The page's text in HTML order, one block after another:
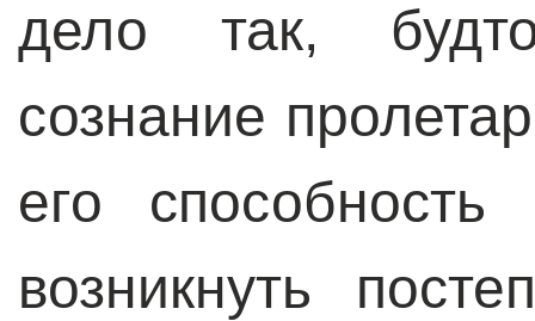
дело так,
сознание
его способность
возникнуть